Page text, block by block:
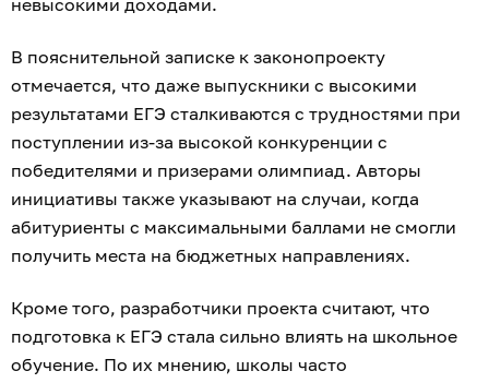
В пояснительной записке к законопроекту
отмечается, что даже выпускники с высокими
результатами ЕГЭ сталкиваются с трудностями при
поступлении из-за высокой конкуренции с
победителями и призерами олимпиад. Авторы
инициативы также указывают на случаи, когда
абитуриенты с максимальными баллами не смогли
получить места на бюджетных направлениях.
Кроме того, разработчики проекта считают, что
подготовка к ЕГЭ стала сильно влиять на школьное
обучение. По их мнению, школы часто